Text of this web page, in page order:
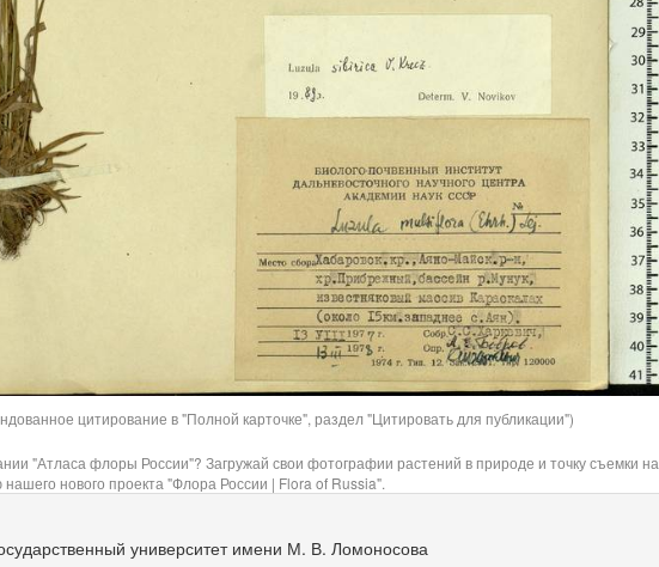
цитирование в "Полной карточке", раздел "Цитировать для публикации")
"Атласа флоры России"? Загружай свои фотографии растений в природе и точку съемки на
нашего нового проекта "Флора России | Flora of Russia".
университет имени М. В. Ломоносова